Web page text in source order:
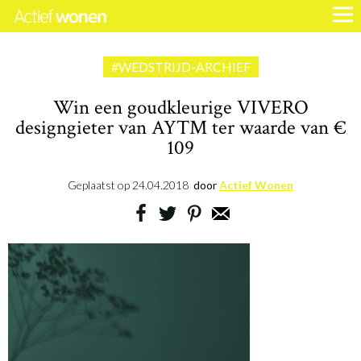
#WEDSTRIJD-ARCHIEF
Win een goudkleurige VIVERO
designgieter van AYTM ter waarde van €
109
Geplaatst op 24.04.2018 doorActief Wonen